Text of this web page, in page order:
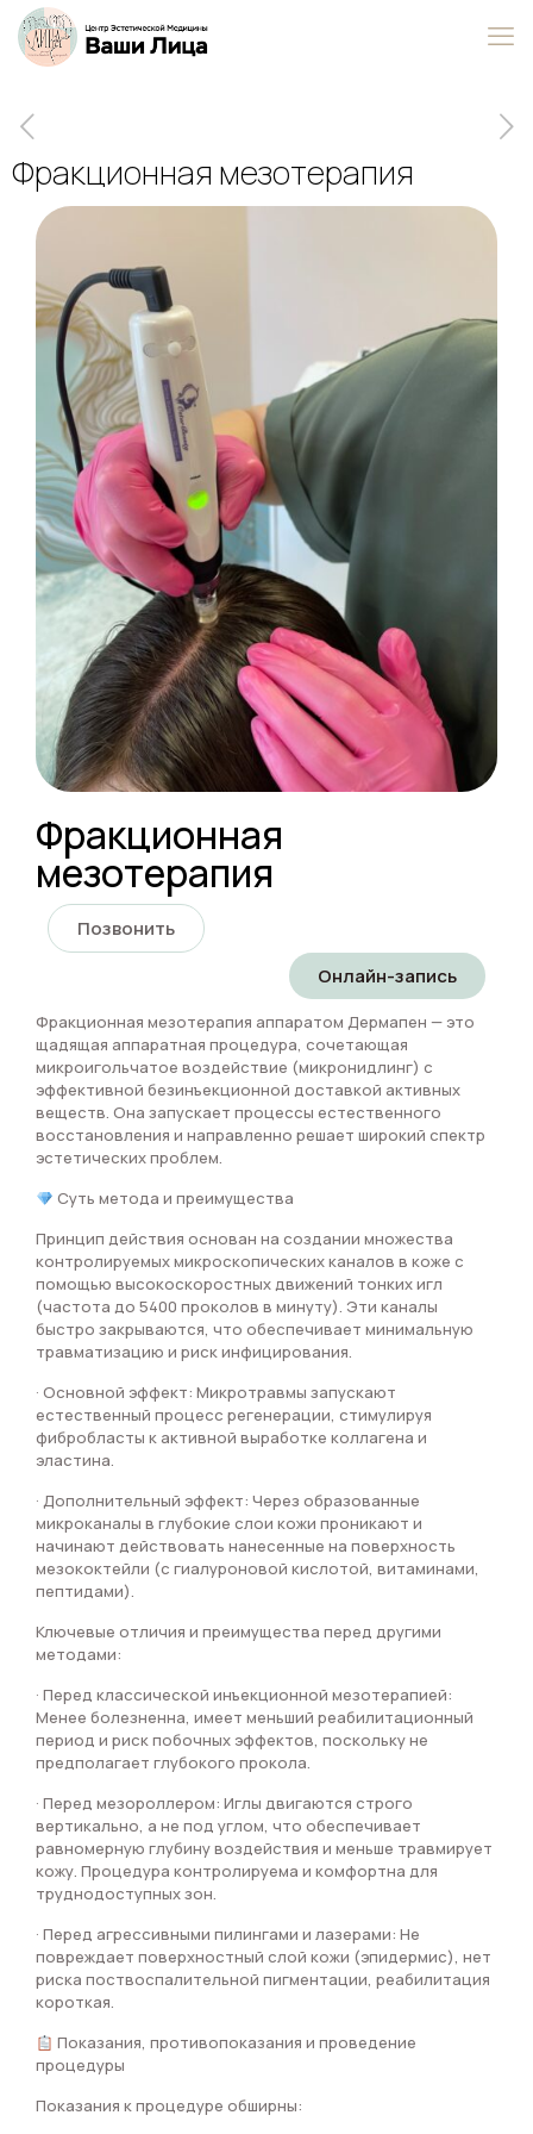
Фракционная мезотерапия
Фракционная
мезотерапия
Позвонить
Онлайн-запись
Фракционная мезотерапия аппаратом Дермапен — это
щадящая аппаратная процедура, сочетающая
микроигольчатое воздействие (микронидлинг) с
эффективной безинъекционной доставкой активных
веществ. Она запускает процессы естественного
восстановления и направленно решает широкий спектр
эстетических проблем.
Суть метода и преимущества
Принцип действия основан на создании множества
контролируемых микроскопических каналов в коже с
помощью высокоскоростных движений тонких игл
(частота до 5400 проколов в минуту). Эти каналы
быстро закрываются, что обеспечивает минимальную
травматизацию и риск инфицирования.
· Основной эффект: Микротравмы запускают
естественный процесс регенерации, стимулируя
фибробласты к активной выработке коллагена и
эластина.
· Дополнительный эффект: Через образованные
микроканалы в глубокие слои кожи проникают и
начинают действовать нанесенные на поверхность
мезококтейли (с гиалуроновой кислотой, витаминами,
пептидами).
Ключевые отличия и преимущества перед другими
методами:
· Перед классической инъекционной мезотерапией:
Менее болезненна, имеет меньший реабилитационный
период и риск побочных эффектов, поскольку не
предполагает глубокого прокола.
· Перед мезороллером: Иглы двигаются строго
вертикально, а не под углом, что обеспечивает
равномерную глубину воздействия и меньше травмирует
кожу. Процедура контролируема и комфортна для
труднодоступных зон.
· Перед агрессивными пилингами и лазерами: Не
повреждает поверхностный слой кожи (эпидермис), нет
риска поствоспалительной пигментации, реабилитация
короткая.
Показания, противопоказания и проведение
процедуры
Показания к процедуре обширны: